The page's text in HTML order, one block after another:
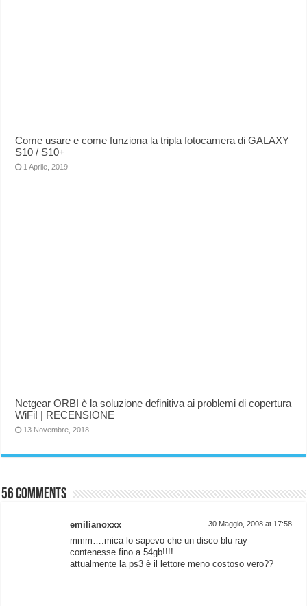
Come usare e come funziona la tripla fotocamera di GALAXY
S10 / S10+
1 Aprile, 2019
Netgear ORBI è la soluzione definitiva ai problemi di copertura
WiFi! | RECENSIONE
13 Novembre, 2018
56 comments
emilianoxxx 30 Maggio, 2008 at 17:58
mmm….mica lo sapevo che un disco blu ray
contenesse fino a 54gb!!!!
attualmente la ps3 è il lettore meno costoso vero??